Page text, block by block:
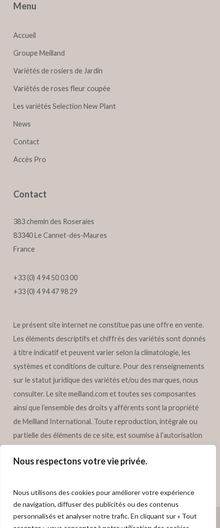
Nous respectons votre vie privée.
Nous utilisons des cookies pour améliorer votre expérience
de navigation, diffuser des publicités ou des contenus
personnalisés et analyser notre trafic. En cliquant sur « Tout
Menu
Accueil
Groupe Meilland
Variétés de rosiers de Jardin
Variétés de roses fleur coupée
Les variétés Selection New Plant
News
Contact
Accès Pro
Contact
383 chemin des Roseraies
83340 Le Cannet-des-Maures
France
+33 (0) 4 94 50 03 00
+33 (0) 4 94 47 98 29
Le présent site internet ne constitue pas une offre en vente.
Les éléments descriptifs et chiffrés des variétés sont donnés
à titre indicatif et peuvent varier selon la climatologie, les
systèmes et conditions de culture. Pour des renseignements
sur le statut juridique des variétés et/ou des marques, nous
consulter. Le sitemeilland.com et toutes ses composantes
ainsi que l’ensemble des droits y afférents sont la propriété
de Meilland International. Toute reproduction, intégrale ou
partielle des éléments de ce site, est soumise à l’autorisation
réservés – Meilland International.